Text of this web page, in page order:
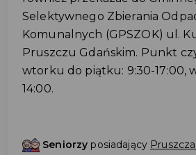
Selektywnego Zbierania
Komunalnych (GPSZOK) ul.
Pruszczu Gdańskim. Punkt
wtorku do piątku: 9:30-17:00,
14:00.
Seniorzy posiadający